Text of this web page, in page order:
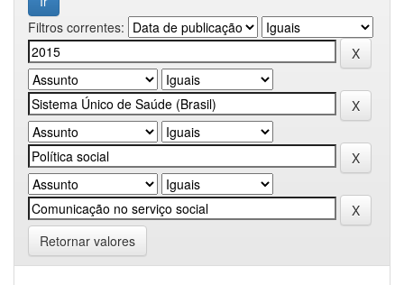
Filtros correntes:
Retornar valores